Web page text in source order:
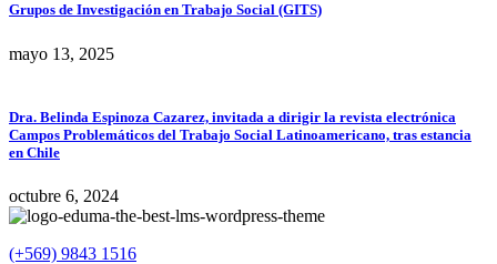
Grupos de Investigación en Trabajo Social (GITS)
mayo 13, 2025
Dra. Belinda Espinoza Cazarez, invitada a dirigir la revista electrónica
Campos Problemáticos del Trabajo Social Latinoamericano, tras estancia
en Chile
octubre 6, 2024
(+569) 9843 1516